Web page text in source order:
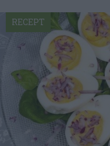
RECEPT